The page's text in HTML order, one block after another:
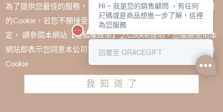
Care Bears-鑽石小熊2WAY珠光空氣小方包 米白
為了提供您最佳的服務，本網站會在您的電腦中放置並取用我們
的Cookie，若您不願接受Cookie時應如何變更電腦的Cookie設
定， 請參閱本網站【隱私權政策】之Cookie聲明，您繼續使用本
網站即表示您同意本公司得按本網站使用條款之Cookie聲明使用
Cookie
我知道了
Hi ~ 我是您的銷售顧問 ，有任何
尺碼或是商品想進一步了解，這裡
為您服務
回覆至 GRACEGIFT